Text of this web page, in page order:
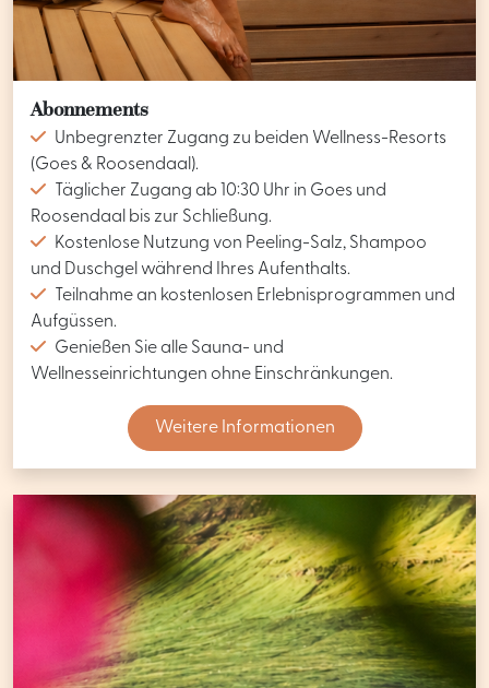
Abonnements
Unbegrenzter Zugang zu beiden Wellness-Resorts
(Goes & Roosendaal).
Täglicher Zugang ab 10:30 Uhr in Goes und
Roosendaal bis zur Schließung.
Kostenlose Nutzung von Peeling-Salz, Shampoo
und Duschgel während Ihres Aufenthalts.
Teilnahme an kostenlosen Erlebnisprogrammen und
Aufgüssen.
Genießen Sie alle Sauna- und
Wellnesseinrichtungen ohne Einschränkungen.
Weitere Informationen